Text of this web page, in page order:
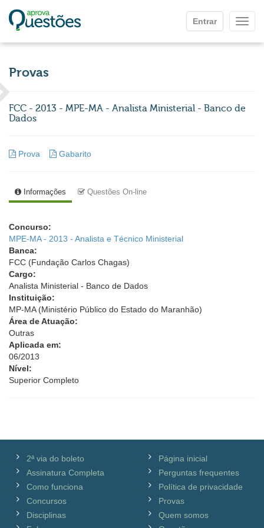
Entrar
Provas
FCC - 2013 - MPE-MA - Analista Ministerial - Banco de
Dados
Prova Gabarito
Informações Questões On-line
Concurso:
MPE-MA - 2013 - Analista e Técnico Ministerial
Banca:
FCC (Fundação Carlos Chagas)
Cargo:
Analista Ministerial - Banco de Dados
Instituição:
MP-MA (Ministério Público do Estado do Maranhão)
Área de Atuação:
Outras
Aplicada em:
06/2013
Nível:
Superior Completo
2ª via do boleto
Assinatura Completa
Como funciona
Concursos
Disciplinas
Página inicial
Perguntas frequentes
Política de privacidade
Provas
Quem somos